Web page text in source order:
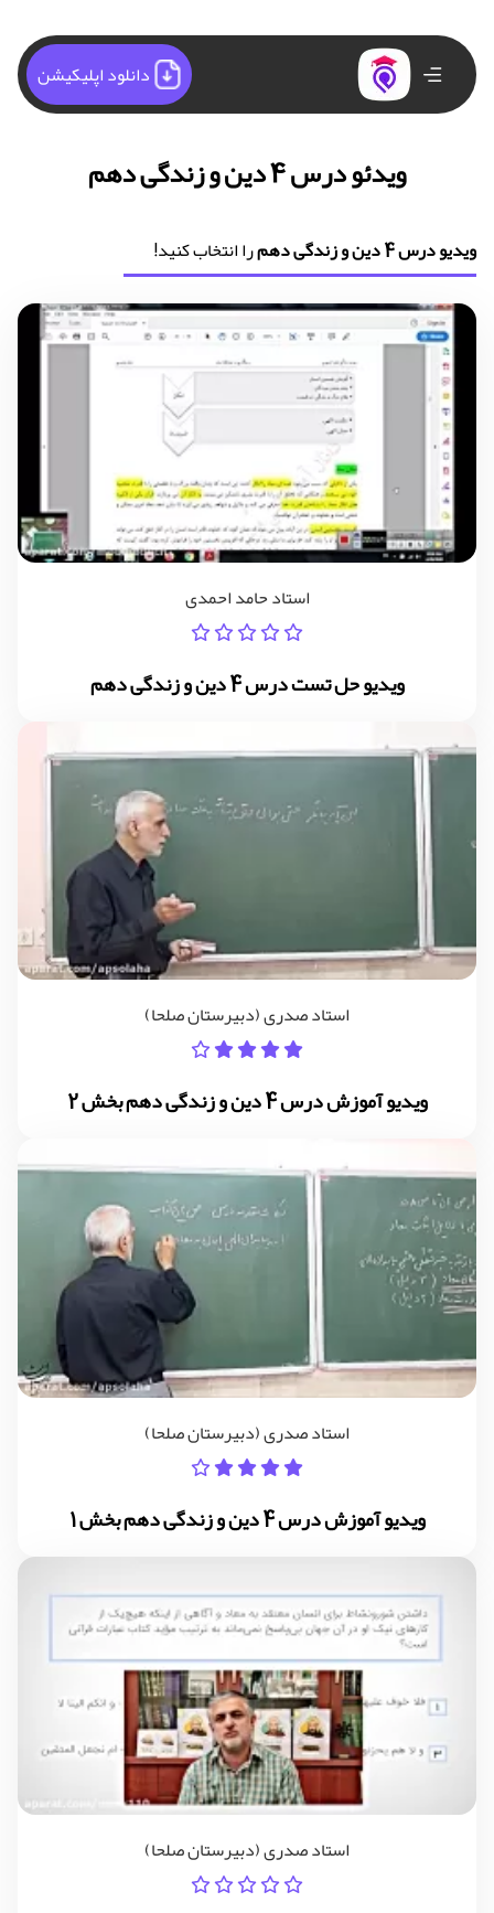
دانلود اپلیکیشن
ویدئو درس 4 دین و زندگی دهم
ویدیو درس 4 دین و زندگی دهم را انتخاب کنید!
استاد حامد احمدی
ویدیو حل تست درس 4 دین و زندگی دهم
استاد صدری (دبیرستان صلحا)
ویدیو آموزش درس 4 دین و زندگی دهم بخش 2
استاد صدری (دبیرستان صلحا)
ویدیو آموزش درس 4 دین و زندگی دهم بخش 1
استاد صدری (دبیرستان صلحا)